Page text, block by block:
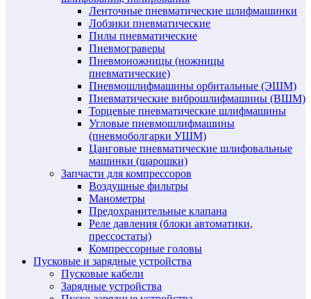
Ленточные пневматические шлифмашинки
Лобзики пневматические
Пилы пневматические
Пневмограверы
Пневмоножницы (ножницы
пневматические)
Пневмошлифмашины орбитальные (ЭШМ)
Пневматические виброшлифмашины (ВШМ)
Торцевые пневматические шлифмашины
Угловые пневмошлифмашины
(пневмоболгарки УШМ)
Цанговые пневматические шлифовальные
машинки (шарошки)
Запчасти для компрессоров
Воздушные фильтры
Манометры
Предохранительные клапана
Реле давления (блоки автоматики,
прессостаты)
Компрессорные головы
Пусковые и зарядные устройства
Пусковые кабели
Зарядные устройства